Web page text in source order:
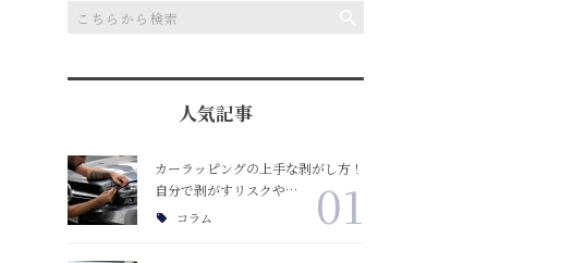
人気記事
カーラッピングの上手な剥がし方！
自分で剥がすリスクや…
コラム 01